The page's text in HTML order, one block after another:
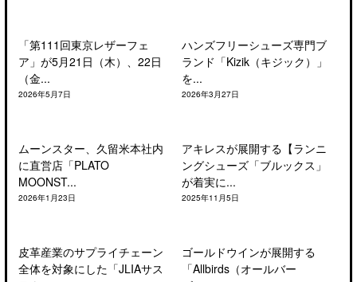
「第111回東京レザーフェ
ア」が5月21日（木）、22日
（金...
2026年5月7日
ハンズフリーシューズ専門ブ
ランド「Kizik（キジック）」
を...
2026年3月27日
ムーンスター、久留米本社内
に直営店「PLATO
MOONST...
2026年1月23日
アキレスが展開する【ランニ
ングシューズ「ブルックス」
が着実に...
2025年11月5日
皮革産業のサプライチェーン
全体を対象にした「JLIAサス
ゴールドウインが展開する
「Allbirds（オールバー